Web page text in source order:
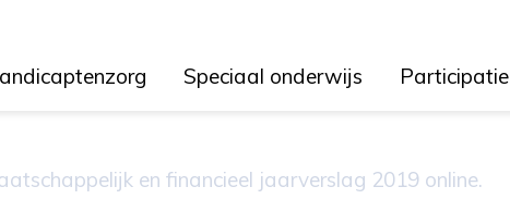
Speciaal onderwijs Participatie
en financieel jaarverslag 2019 online.